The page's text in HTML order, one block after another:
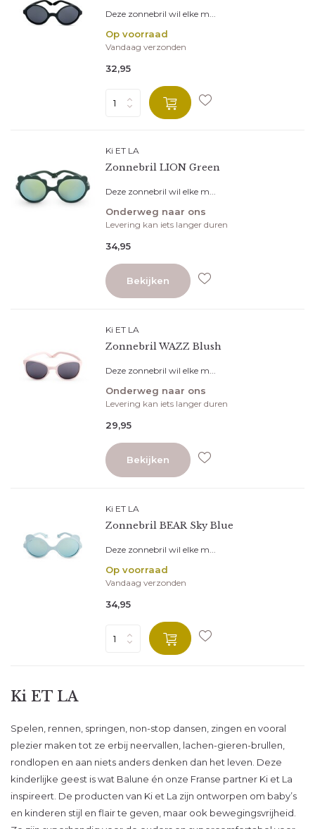
Deze zonnebril wil elke m...
Op voorraad
Vandaag verzonden
32,95
Ki ET LA
Zonnebril LION Green
Deze zonnebril wil elke m...
Onderweg naar ons
Levering kan iets langer duren
34,95
Bekijken
Ki ET LA
Zonnebril WAZZ Blush
Deze zonnebril wil elke m...
Onderweg naar ons
Levering kan iets langer duren
29,95
Bekijken
Ki ET LA
Zonnebril BEAR Sky Blue
Deze zonnebril wil elke m...
Op voorraad
Vandaag verzonden
34,95
Ki ET LA
Spelen, rennen, springen, non-stop dansen, zingen en vooral
plezier maken tot ze erbij neervallen, lachen-gieren-brullen,
rondlopen en aan niets anders denken dan het leven. Deze
kinderlijke geest is wat Balune én onze Franse partner Ki et La
inspireert. De producten van Ki et La zijn ontworpen om baby’s
en kinderen stijl en flair te geven, maar ook bewegingsvrijheid.